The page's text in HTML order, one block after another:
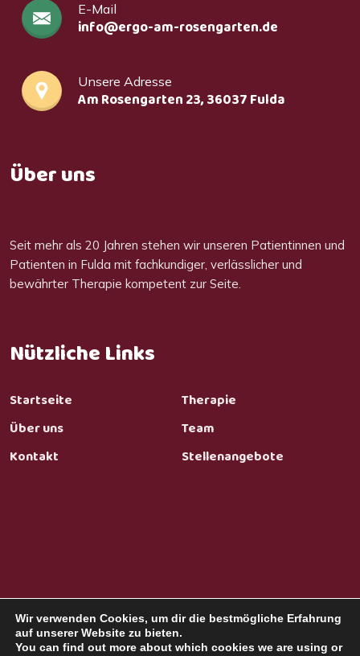
E-Mail
info@ergo-am-rosengarten.de
Unsere Adresse
Am Rosengarten 23, 36037 Fulda
Über uns
Seit mehr als 20 Jahren stehen wir unseren Patientinnen und
Patienten in Fulda mit fachkundiger, verlässlicher und
bewährter Therapie kompetent zur Seite.
Nützliche Links
Startseite
Therapie
Über uns
Team
Kontakt
Stellenangebote
Datenschutz Impressum
Wir verwenden Cookies, um dir die bestmögliche Erfahrung
auf unserer Website zu bieten.
You can find out more about which cookies we are using or